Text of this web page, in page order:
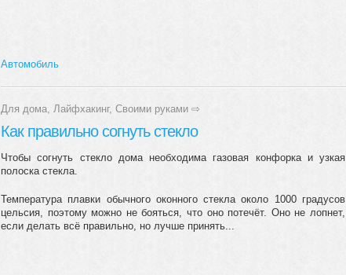
Автомобиль
Для дома Лайфхакинг, Своими руками ⇨
Как правильно согнуть стекло
Чтобы согнуть стекло дома необходима газовая конфорка и узкая
полоска стекла.
Температура плавки обычного оконного стекла около 1000 градусов
цельсия, поэтому можно не бояться, что оно потечёт. Оно не лопнет,
если делать всё правильно, но лучше принять...